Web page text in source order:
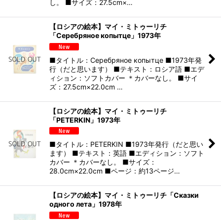
し。 ■サイズ：27.5cm×…
【ロシアの絵本】マイ・ミトゥーリチ
「Серебряное копытце」1973年
■タイトル：Серебряное копытце ■1973年発
行（だと思います） ■テキスト：ロシア語 ■エデ
ィション：ソフトカバー ＊カバーなし。 ■サイ
ズ：27.5cm×22.0cm …
【ロシアの絵本】マイ・ミトゥーリチ
「PETERKIN」1973年
■タイトル：PETERKIN ■1973年発行（だと思い
ます） ■テキスト：英語 ■エディション：ソフト
カバー ＊カバーなし。 ■サイズ：
28.0cm×22.0cm ■ページ：約13ページ…
【ロシアの絵本】マイ・ミトゥーリチ「Сказки
одного лета」1978年